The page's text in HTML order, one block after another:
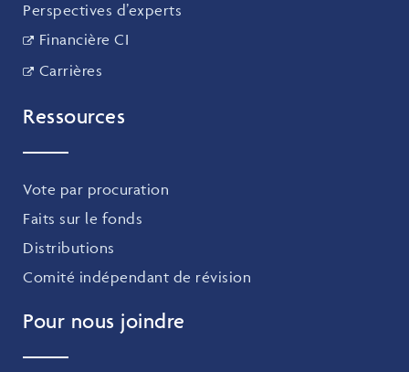
Perspectives d’experts
Financière CI
Carrières
Ressources
Vote par procuration
Faits sur le fonds
Distributions
Comité indépendant de révision
Pour nous joindre